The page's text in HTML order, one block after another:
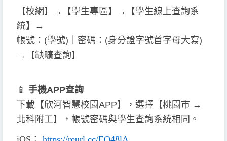
【校網】→【學生專區】→【學生線上查詢系
統】→
帳號：(學號)｜密碼：(身分證字號首字母大寫)
→【缺曠查詢】
📱 手機APP查詢
下載【欣河智慧校園APP】，選擇【桃園市 →
北科附工】，帳號密碼與學生查詢系統相同。